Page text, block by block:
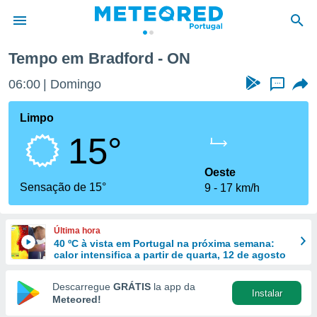
da
foi
fornecidas
a este
das
e
forma
digital
Tempo em Bradford - ON
06:00 Domingo ...
Limpo
15°
Sensação de 15°
Oeste
9
17 km/h
Última hora
40 ºC à vista em Portugal na próxima semana:
calor intensifica a partir de quarta, 12 de agosto
Descarregue GRÁTIS la app da
Meteored!
Instalar